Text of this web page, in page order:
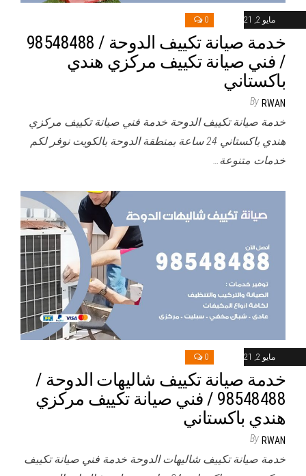
مايو 2, 2021 0
خدمة صيانة تكييف الدوحة / 98548488
/ فني صيانة تكييف مركزي هندي
باكستاني
By RWAN
خدمة صيانة تكييف الدوحة خدمة فني صيانة تكييف مركزي
هندي باكستاني 24 ساعة بمنطقة الدوحة بالكويت نوفر لكم
خدمات متنوعة…
مايو 2, 2021 0
خدمة صيانة تكييف شاليهات الدوحة /
98548488 / فني صيانة تكييف مركزي
هندي باكستاني
By RWAN
خدمة صيانة تكييف شاليهات الدوحة خدمة فني صيانة تكييف